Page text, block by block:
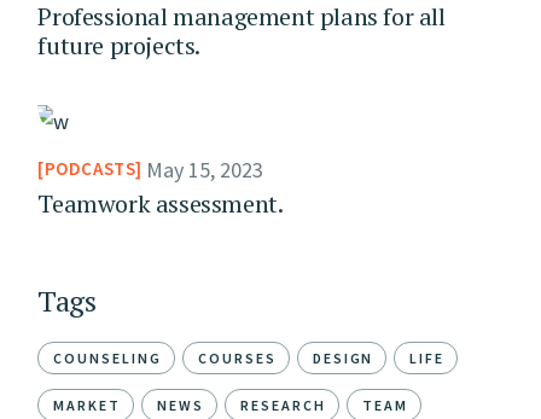
Professional management plans for all
future projects.
PODCASTS May 15, 2023
Teamwork assessment.
Tags
COUNSELING COURSES DESIGN LIFE
MARKET NEWS RESEARCH TEAM